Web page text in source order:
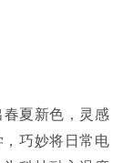
春夏新色，灵感
巧妙将日常电